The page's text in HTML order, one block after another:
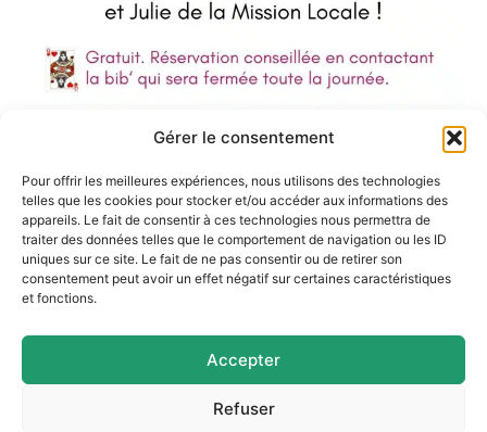
Gérer le consentement
Pour offrir les meilleures expériences, nous utilisons des technologies
telles que les cookies pour stocker et/ou accéder aux informations des
appareils. Le fait de consentir à ces technologies nous permettra de
traiter des données telles que le comportement de navigation ou les ID
uniques sur ce site. Le fait de ne pas consentir ou de retirer son
consentement peut avoir un effet négatif sur certaines caractéristiques
et fonctions.
Accepter
Refuser